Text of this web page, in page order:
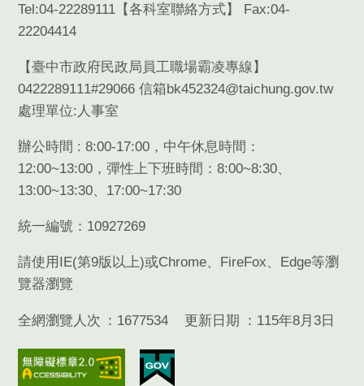
Tel:04-22289111【各科室聯絡方式】 Fax:04-
22204414
【臺中市政府民政局員工職場霸凌專線】
0422289111#29066 信箱bk452324@taichung.gov.tw
處理單位:人事室
辦公時間 : 8:00-17:00，中午休息時間：
12:00~13:00，彈性上下班時間：8:00~8:30、
13:00~13:30、17:00~17:30
統一編號：10927269
請使用 IE(第9版以上)或Chrome、 FireFox、 Edge等瀏
覽器瀏覽
全網瀏覽人次 1677534 更新日期 115年8月3日